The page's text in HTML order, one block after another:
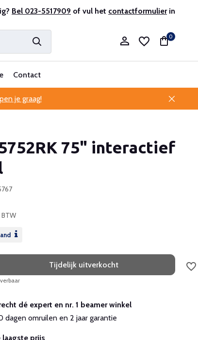
Professionele klantenservice
Bel 023-5517909 of vul het contactformulierin
Account aanmaken
0
Contact
je graag!
75" interactief
BTW
Tijdelijk uitverkocht
dé expert en nr. 1 beamer winkel
dagen omruilen en 2 jaar garantie
laagste prijs